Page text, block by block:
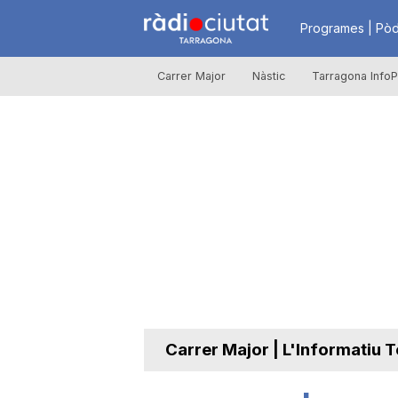
R
à
Programes |
Carrer Major Nàstic Tarragona
Carrer Major | L'Informatiu